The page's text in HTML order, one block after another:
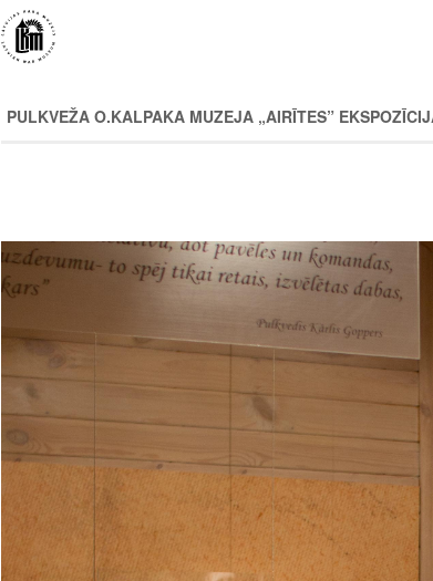
PULKVEŽA O.KALPAKA MUZEJA „AIRĪTES”
Image